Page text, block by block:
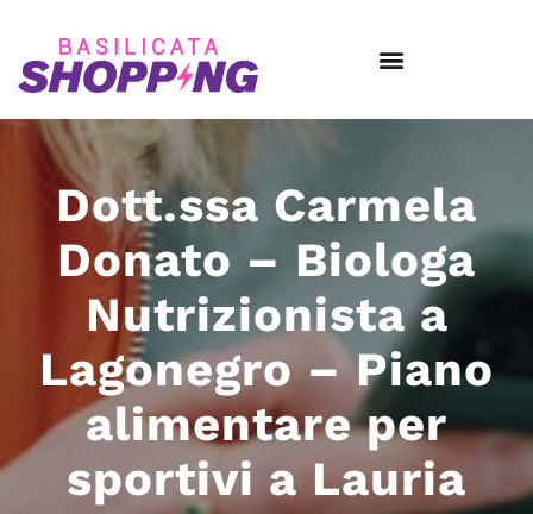
Dott.ssa Carmela
Donato – Biologa
Nutrizionista a
Lagonegro – Piano
alimentare per
sportivi a Lauria